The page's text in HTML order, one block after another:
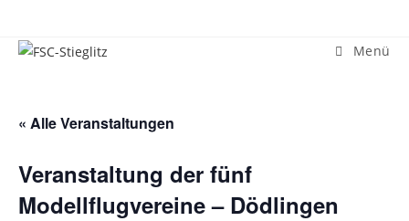
springen
Menü
« Alle Veranstaltungen
Veranstaltung der fünf
Modellflugvereine – Dödlingen